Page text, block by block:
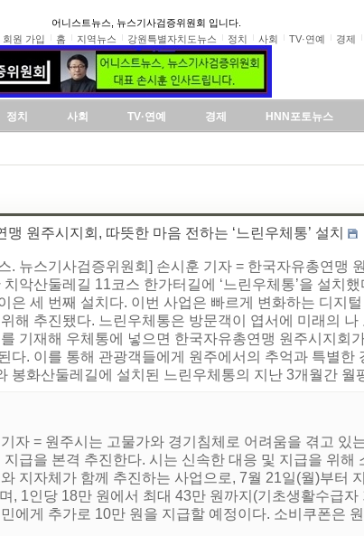
어니스트뉴스, 뉴스기사검증위원회 입니다.
회원 가입 홈 지역뉴스 강원특별자치도뉴스 정치 사회 TV·연예 경제
정치 사회 TV·연예 경제 HNN포토뉴스
맹 원주시지회, 따뜻한 마음 전하는 ‘느린우체통’ 설치
. 뉴스기사검증위원회] 손시훈 기자 = 한국자유총연맹
치악산둘레길 11코스 한가터길에 ‘느린우체통’을 설치
은 세 번째 설치다. 이번 사업은 빠르게 변화하는 디지
해 추진됐다. 느린우체통은 방문객이 엽서에 미래의
기재해 우체통에 넣으면 한국자유총연맹 원주시지회
다. 이를 통해 관광객들에게 원주에서의 추억과 특별한
봉화산둘레길에 설치된 느린우체통의 지난 3개월간 월
자 = 원주시는 고물가와 경기침체로 어려움을 겪고 있
지급을 본격 추진한다. 시는 신속한 대응 및 지급을 위해
지자체가 함께 추진하는 사업으로, 7월 21일(월)부터
, 1인당 18만 원에서 최대 43만 원까지(기초생활수급
에게 추가로 10만 원을 지급할 예정이다. 소비쿠폰은